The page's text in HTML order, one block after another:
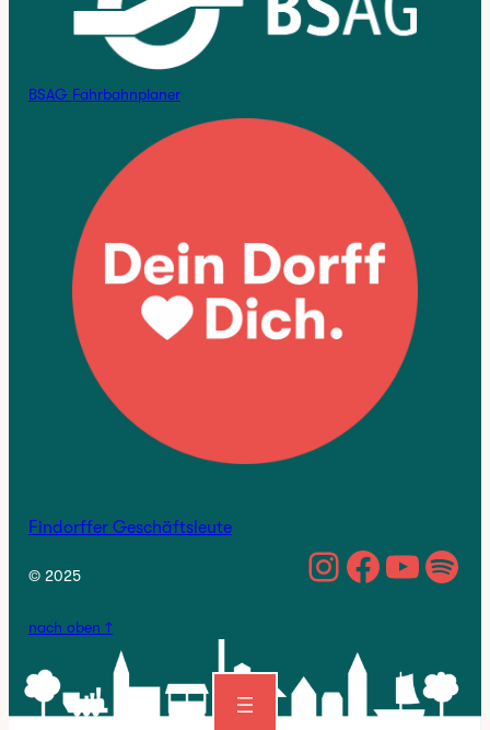
BSAG Fahrbahnplaner
Findorffer Geschäftsleute
© 2025 https://
nach oben ↑